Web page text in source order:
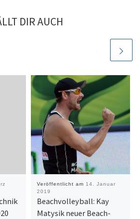
DIR AUCH
Veröffentlicht am 14. Januar
2019
Beachvolleyball: Kay
Matysik neuer Beach-